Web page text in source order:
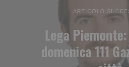
ARTICOLO
Lega
domenica 111